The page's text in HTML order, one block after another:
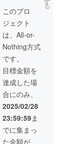
たラベ
ルや注
意書き
をご確
認くだ
さい。
交通費
や滞在
費：支
援者様
の交通
費や滞
ご負担
くださ
い。 支
援者様
との連
絡方
法：詳
細は
メール
をしな
がら、
楽しい
お話な
ど。
2025年
予定、
場所は
埼玉県
坂戸市
近郊を
予定 支
援者様
の交通
費や滞
る
このプロ
ジェクト
は、All-or-
Nothing方式
です。
目標金額を
達成した場
合にのみ、
2025/02/28
23:59:59ま
でに集まっ
た金額が